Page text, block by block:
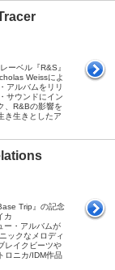
ーベル『R&S』
Weissによ
アルバムをリリ
サウンドにイン
、R&Bの影響を
き生きとしたア
Trip』の記念
カ
ー・アルバムが
ックなメロディ
レイクビーツや
ロニカ/IDM作品